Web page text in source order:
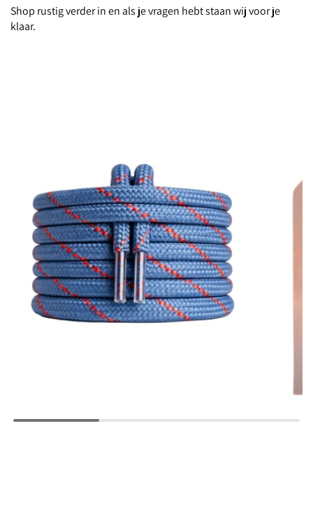
Scarf Hannah black/brown leopard
Shop rustig verder in en als je vragen hebt staan wij voor je
klaar.